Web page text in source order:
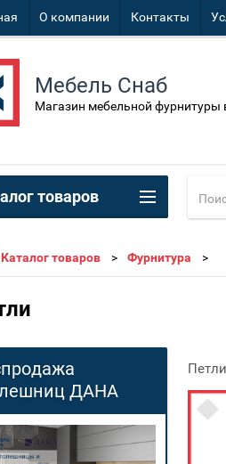
О компании Контакты
Мебель Снаб
Магазин мебельной
Каталог товаров Фурнитура
товаров
ДАНА